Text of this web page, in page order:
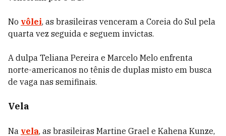
No vôlei, as brasileiras venceram a Coreia do Sul pela
quarta vez seguida e seguem invictas.
A dulpa Teliana Pereira e Marcelo Melo enfrenta
norte-americanos no tênis de duplas misto em busca
de vaga nas semifinais.
Vela
Na vela, as brasileiras Martine Grael e Kahena Kunze,